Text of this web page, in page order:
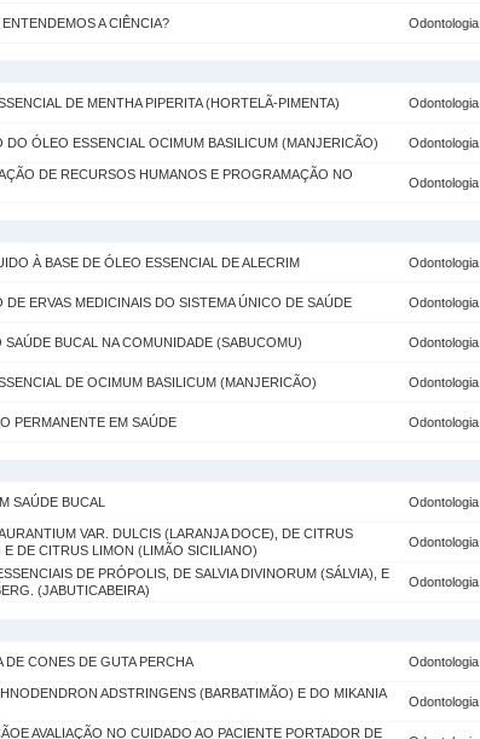
A CIÊNCIA? Odontologia
DE MENTHA PIPERITA (HORTELÃ-PIMENTA) Odontologia
ÓLEO ESSENCIAL OCIMUM BASILICUM (MANJERICÃO) Odontologia
DE RECURSOS HUMANOS E PROGRAMAÇÃO NO
Odontologia
À BASE DE ÓLEO ESSENCIAL DE ALECRIM Odontologia
ERVAS MEDICINAIS DO SISTEMA ÚNICO DE SAÚDE Odontologia
BUCAL NA COMUNIDADE (SABUCOMU) Odontologia
DE OCIMUM BASILICUM (MANJERICÃO) Odontologia
PERMANENTE EM SAÚDE Odontologia
SAÚDE BUCAL Odontologia
VAR. DULCIS (LARANJA DOCE), DE CITRUS
E DE CITRUS LIMON (LIMÃO SICILIANO)
Odontologia
DE PRÓPOLIS, DE SALVIA DIVINORUM (SÁLVIA), E
(JABUTICABEIRA)
Odontologia
DE CONES DE GUTA PERCHA Odontologia
ADSTRINGENS (BARBATIMÃO) E DO MIKANIA
Odontologia
AVALIAÇÃO NO CUIDADO AO PACIENTE PORTADOR DE